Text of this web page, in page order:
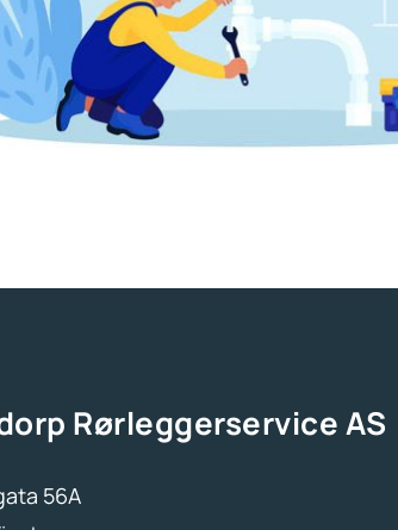
Rørleggerservice AS
56A